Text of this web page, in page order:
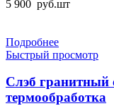
5 900 руб.шт
Подробнее
Быстрый просмотр
Слэб
термообработка